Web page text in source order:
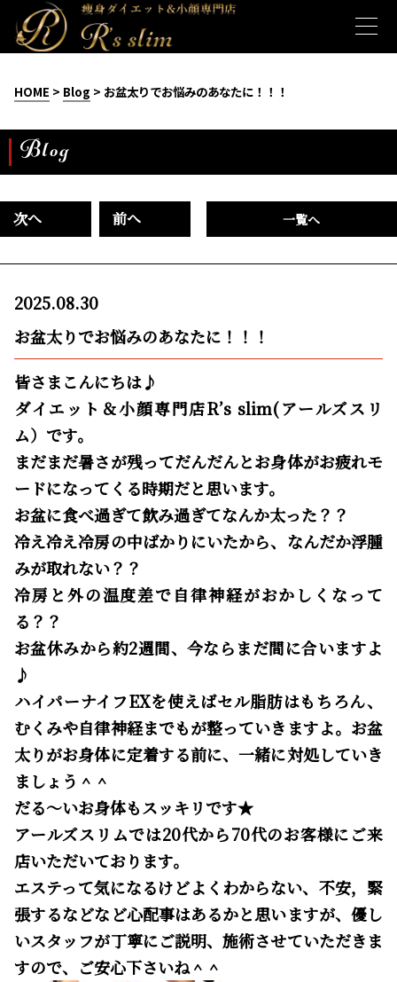
HOME > Blog > お盆太りでお悩みのあなたに！！！
Blog
次へ 前へ 一覧へ
2025.08.30
お盆太りでお悩みのあなたに！！！
皆さまこんにちは♪
ダイエット＆小顔専門店R’s slim(アールズスリ
ム）です。
まだまだ暑さが残ってだんだんとお身体がお疲れモ
ードになってくる時期だと思います。
お盆に食べ過ぎて飲み過ぎてなんか太った？？
冷え冷え冷房の中ばかりにいたから、なんだか浮腫
みが取れない？？
冷房と外の温度差で自律神経がおかしくなって
る？？
お盆休みから約2週間、今ならまだ間に合いますよ
♪
ハイパーナイフEXを使えばセル脂肪はもちろん、
むくみや自律神経までもが整っていきますよ。お盆
太りがお身体に定着する前に、一緒に対処していき
ましょう＾＾
だる～いお身体もスッキリです★
アールズスリムでは20代から70代のお客様にご来
店いただいております。
エステって気になるけどよくわからない、不安，緊
張するなどなど心配事はあるかと思いますが、優し
いスタッフが丁寧にご説明、施術させていただきま
すので、ご安心下さいね＾＾